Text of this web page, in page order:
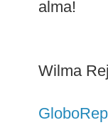
alma!
Wilma